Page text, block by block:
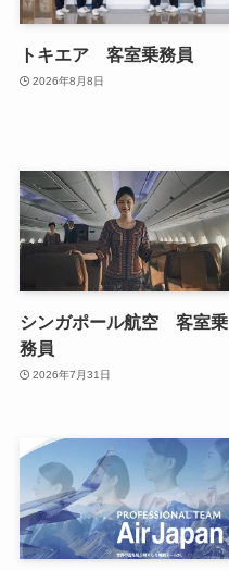
トキエア 客室乗務員
2026年8月8日
シンガポール航空 客室乗
務員
2026年7月31日